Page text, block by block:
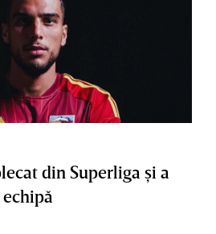
din Superliga şi a